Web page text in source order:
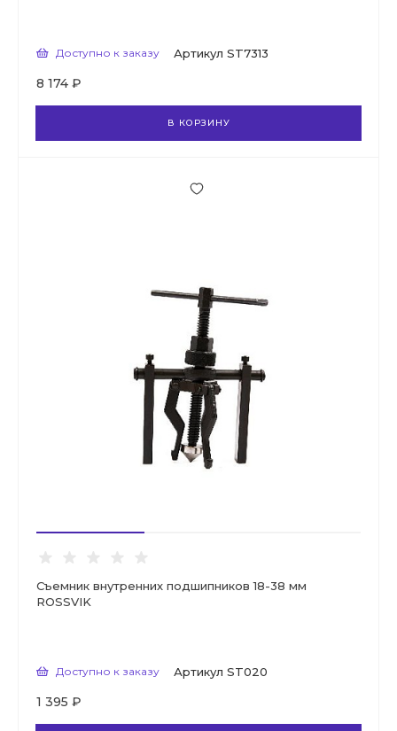
Доступно к заказу Артикул ST7313
8 174 ₽
В КОРЗИНУ
Съемник внутренних подшипников 18-38 мм
ROSSVIK
Доступно к заказу Артикул ST020
1 395 ₽